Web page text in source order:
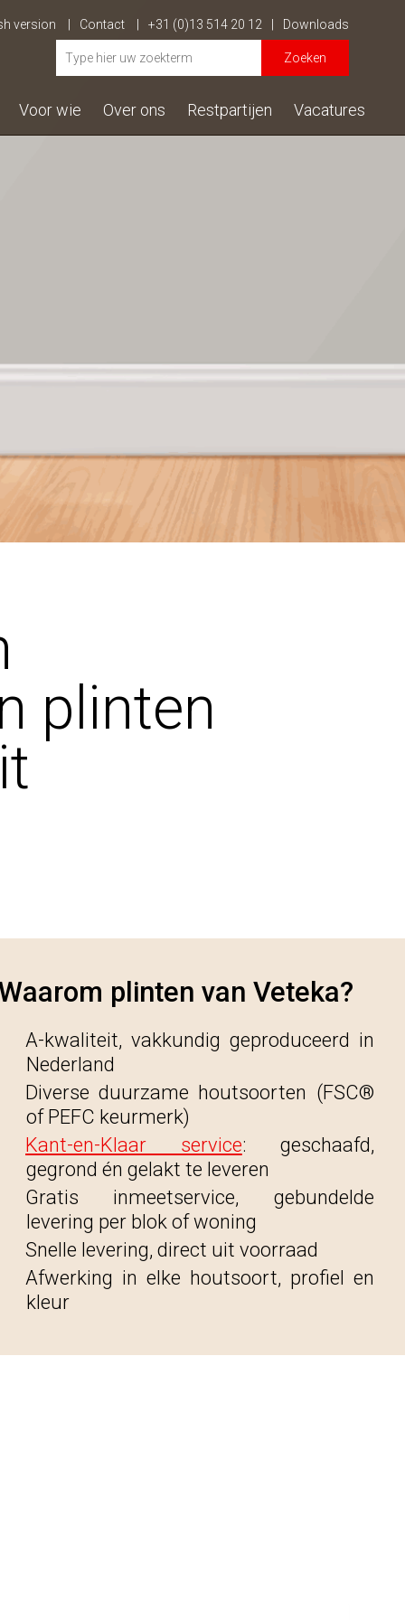
version Contact +31 (0)13 514 20 12 Downloads
Zoeken
Voor wie Over ons Restpartijen Vacatures
plinten
plinten van Veteka?
A-kwaliteit, vakkundig geproduceerd in
Nederland
Diverse duurzame houtsoorten (FSC®
of PEFC keurmerk)
Kant-en-Klaar service: geschaafd,
gegrond én gelakt te leveren
Gratis inmeetservice, gebundelde
levering per blok of woning
Snelle levering, direct uit voorraad
Afwerking in elke houtsoort, profiel en
kleur